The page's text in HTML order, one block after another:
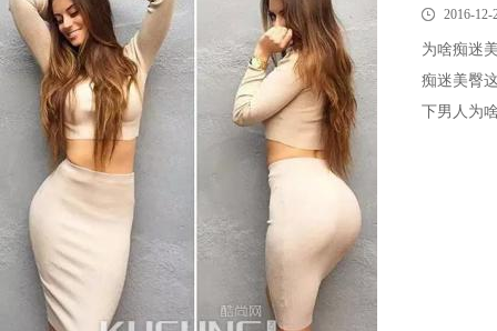
2016-12-
为啥痴迷
痴迷美臀
下男人为